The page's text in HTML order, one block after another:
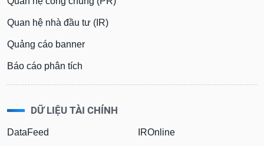
Quan hệ nhà đầu tư (IR)
Quảng cáo banner
Báo cáo phân tích
DỮ LIỆU TÀI CHÍNH
DataFeed
IROnline